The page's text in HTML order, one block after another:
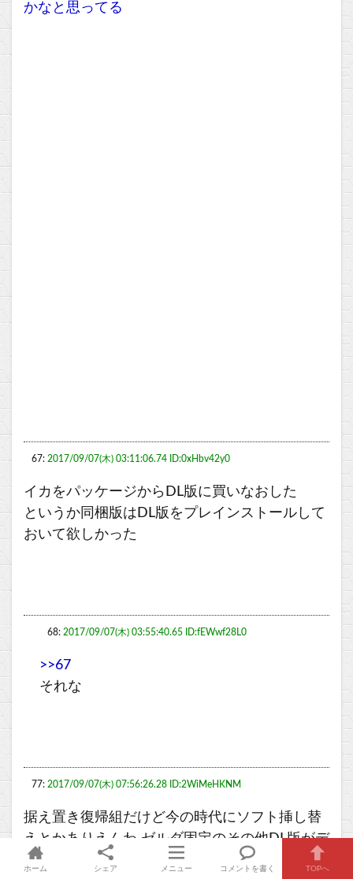
かなと思ってる
67: 2017/09/07(木) 03:11:06.74 ID:0xHbv42y0
イカをパッケージからDL版に買いなおした
というか同梱版はDL版をプレインストールして
おいて欲しかった
68: 2017/09/07(木) 03:55:40.65 ID:fEWwf28L0
>>67
それな
77: 2017/09/07(木) 07:56:26.28 ID:2WiMeHKNM
据え置き復帰組だけど今の時代にソフト挿し替
えとかありえんわ ゼルダ固定のその他DL版がデ
フォ
ホーム シェア メニュー コメントを書く TOPへ